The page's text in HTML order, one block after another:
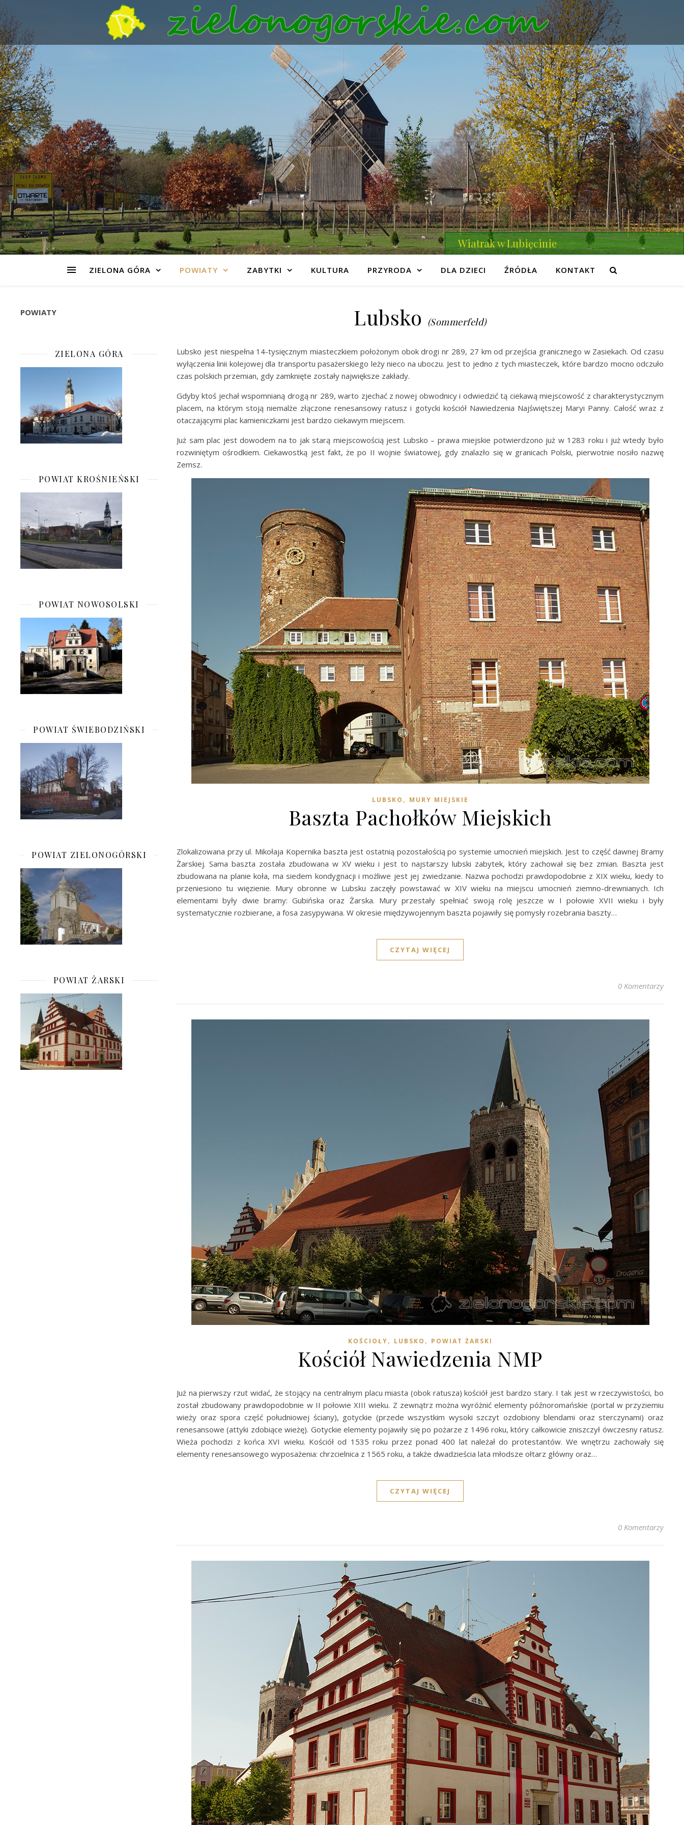
Wiatrak w Lubięcinie
ZIELONA GÓRA POWIATY ZABYTKI KULTURA PRZYRODA DLA DZIECI ŹRÓDŁA KONTAKT
POWIATY
ZIELONA GÓRA
POWIAT KROŚNIEŃSKI
POWIAT NOWOSOLSKI
POWIAT ŚWIEBODZIŃSKI
POWIAT ZIELONOGÓRSKI
POWIAT ŻARSKI
Lubsko (Sommerfeld)
Lubsko jest niespełna 14-tysięcznym miasteczkiem położonym obok drogi nr 289, 27 km od przejścia granicznego w Zasiekach. Od czasu
wyłączenia linii kolejowej dla transportu pasażerskiego leży nieco na uboczu. Jest to jedno z tych miasteczek, które bardzo mocno odczuło
czas polskich przemian, gdy zamknięte zostały największe zakłady.
Gdyby ktoś jechał wspomnianą drogą nr 289, warto zjechać z nowej obwodnicy i odwiedzić tą ciekawą miejscowość z charakterystycznym
placem, na którym stoją niemalże złączone renesansowy ratusz i gotycki kościół Nawiedzenia Najświętszej Maryi Panny. Całość wraz z
otaczającymi plac kamieniczkami jest bardzo ciekawym miejscem.
Już sam plac jest dowodem na to jak starą miejscowością jest Lubsko – prawa miejskie potwierdzono już w 1283 roku i już wtedy było
rozwiniętym ośrodkiem. Ciekawostką jest fakt, że po II wojnie światowej, gdy znalazło się w granicach Polski, pierwotnie nosiło nazwę
Zemsz.
LUBSKO , MURY MIEJSKIE
Baszta Pachołków Miejskich
Zlokalizowana przy ul. Mikołaja Kopernika baszta jest ostatnią pozostałością po systemie umocnień miejskich. Jest to część dawnej Bramy
Żarskiej. Sama baszta została zbudowana w XV wieku i jest to najstarszy lubski zabytek, który zachował się bez zmian. Baszta jest
zbudowana na planie koła, ma siedem kondygnacji i możliwe jest jej zwiedzanie. Nazwa pochodzi prawdopodobnie z XIX wieku, kiedy to
przeniesiono tu więzienie. Mury obronne w Lubsku zaczęły powstawać w XIV wieku na miejscu umocnień ziemno-drewnianych. Ich
elementami były dwie bramy: Gubińska oraz Żarska. Mury przestały spełniać swoją rolę jeszcze w I połowie XVII wieku i były
systematycznie rozbierane, a fosa zasypywana. W okresie międzywojennym baszta pojawiły się pomysły rozebrania baszty…
CZYTAJ WIĘCEJ
0 Komentarzy
KOŚCIOŁY, LUBSKO , POWIAT ŻARSKI
Kościół Nawiedzenia NMP
Już na pierwszy rzut widać, że stojący na centralnym placu miasta (obok ratusza) kościół jest bardzo stary. I tak jest w rzeczywistości, bo
został zbudowany prawdopodobnie w II połowie XIII wieku. Z zewnątrz można wyróżnić elementy późnoromańskie (portal w przyziemiu
wieży oraz spora część południowej ściany), gotyckie (przede wszystkim wysoki szczyt ozdobiony blendami oraz sterczynami) oraz
renesansowe (attyki zdobiące wieżę). Gotyckie elementy pojawiły się po pożarze z 1496 roku, który całkowicie zniszczył ówczesny ratusz.
Wieża pochodzi z końca XVI wieku. Kościół od 1535 roku przez ponad 400 lat należał do protestantów. We wnętrzu zachowały się
elementy renesansowego wyposażenia: chrzcielnica z 1565 roku, a także dwadzieścia lata młodsze ołtarz główny oraz…
CZYTAJ WIĘCEJ
0 Komentarzy